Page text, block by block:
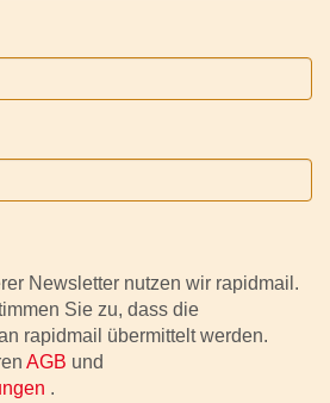
Newsletter nutzen wir rapidmail.
Sie zu, dass die
rapidmail übermittelt werden.
AGB und
.